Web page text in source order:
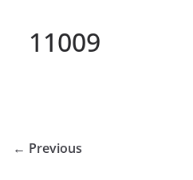
11009
← Previous